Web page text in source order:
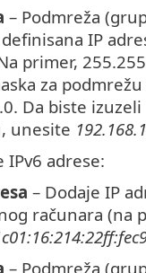
– Podmreža
IP
primer,
za podmrežu
Da biste izuzeli
unesite
IPv6 adrese:
– Dodaje IP
računara (na
– Podmreža